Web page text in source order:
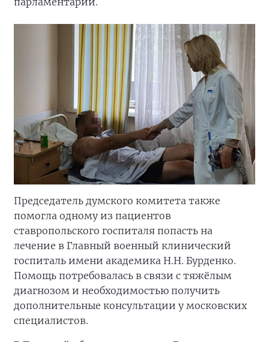
Председатель думского комитета также
помогла одному из пациентов
ставропольского госпиталя попасть на
лечение в Главный военный клинический
госпиталь имени академика Н.Н. Бурденко.
Помощь потребовалась в связи с тяжёлым
диагнозом и необходимостью получить
дополнительные консультации у московских
специалистов.